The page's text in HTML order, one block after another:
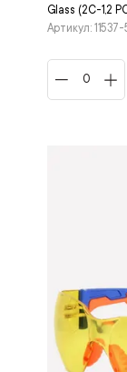
Glass (2C-1,2
Артикул: 11537-